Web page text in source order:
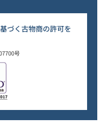
づく古物商の許可を
号